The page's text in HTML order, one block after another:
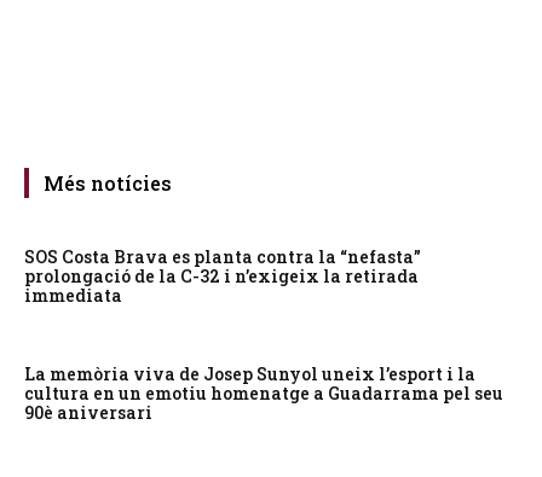
Més notícies
SOS Costa Brava es planta contra la “nefasta”
prolongació de la C-32 i n’exigeix la retirada
immediata
La memòria viva de Josep Sunyol uneix l’esport i la
cultura en un emotiu homenatge a Guadarrama pel seu
90è aniversari